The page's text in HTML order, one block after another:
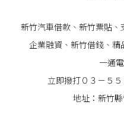
新竹汽車借款 、 新竹票貼
企業融資 、 新竹借錢 、
一通
立即撥打０３－５
地址：新竹